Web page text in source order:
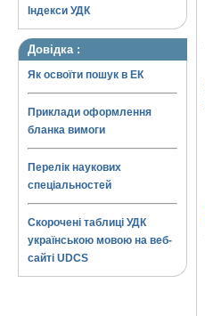
Індекси УДК
Довідка :
Як освоїти пошук в ЕК
Приклади оформлення
бланка вимоги
Перелік наукових
спеціальностей
Скорочені таблиці УДК
українською мовою на веб-
сайті UDCS